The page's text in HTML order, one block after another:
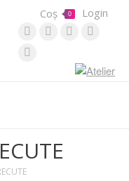
Coș 0 Login
WebsiteInstagramPinterest